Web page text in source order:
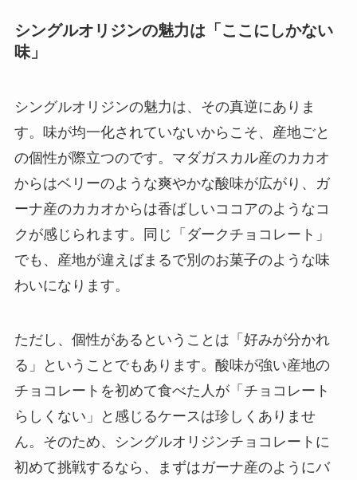
シングルオリジンの魅力は「ここにしかない
味」
シングルオリジンの魅力は、その真逆にありま
す。味が均一化されていないからこそ、産地ごと
の個性が際立つのです。マダガスカル産のカカオ
からはベリーのような爽やかな酸味が広がり、ガ
ーナ産のカカオからは香ばしいココアのようなコ
クが感じられます。同じ「ダークチョコレート」
でも、産地が違えばまるで別のお菓子のような味
わいになります。
ただし、個性があるということは「好みが分かれ
る」ということでもあります。酸味が強い産地の
チョコレートを初めて食べた人が「チョコレート
らしくない」と感じるケースは珍しくありませ
ん。そのため、シングルオリジンチョコレートに
初めて挑戦するなら、まずはガーナ産のようにバ